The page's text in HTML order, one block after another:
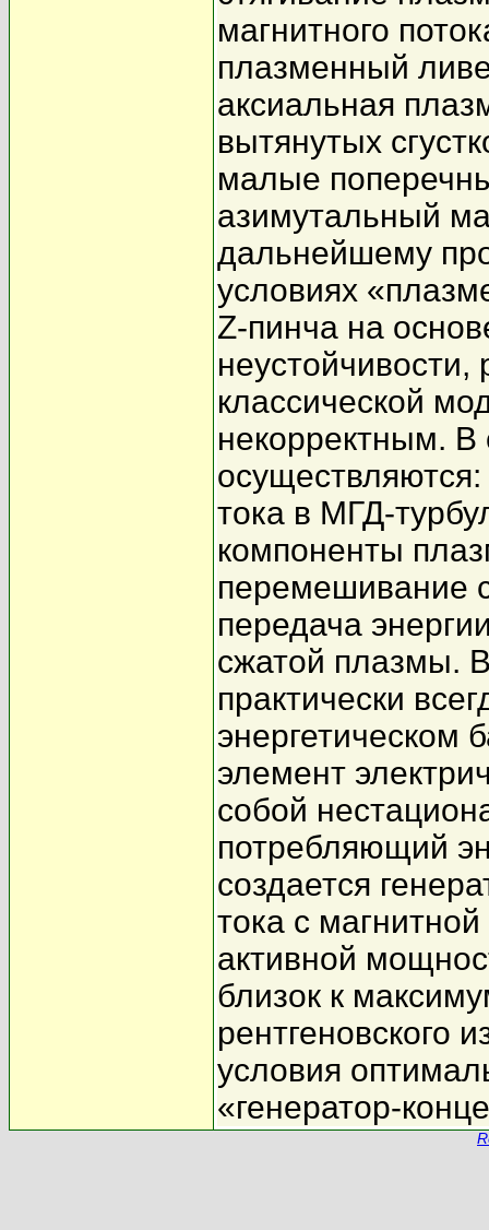
магнитного
плазменный
аксиальная
вытянутых
малые
азимутальный
дальнейшему
условиях
Z-пинча на
неустойчивости,
классической
некорректным. В
осуществляются:
тока в МГД-
компоненты
перемешивание
передача
сжатой плазмы.
практически
энергетическом
элемент
собой
потребляющий
создается
тока с
активной
близок к
рентгеновского
условия
«генератор-